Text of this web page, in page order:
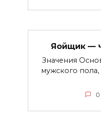
Яойщик —
Значения
мужского
0